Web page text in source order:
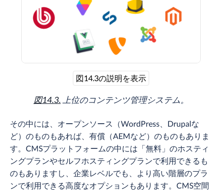
図14.3の説明を表示
図14.3. 上位のコンテンツ管理システム。
その中には、オープンソース（WordPress、Drupalな
ど）のものもあれば、有償（AEMなど）のものもありま
す。CMSプラットフォームの中には「無料」のホスティ
ングプランやセルフホスティングプランで利用できるも
のもありますし、企業レベルでも、より高い階層のプラ
ンで利用できる高度なオプションもあります。CMS空間